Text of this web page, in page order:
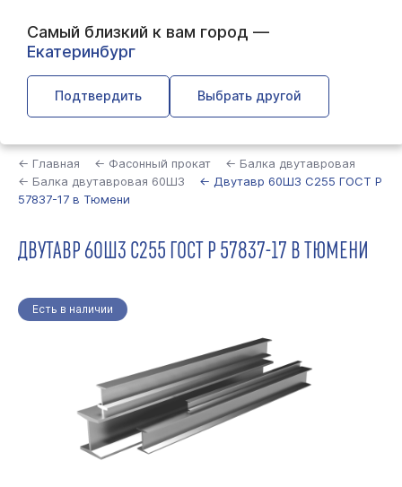
Самый близкий к вам город —
Екатеринбург
Подтвердить Выбрать другой
← Главная ← Фасонный прокат
← Балка двутавровая
← Балка двутавровая 60Ш3
← Двутавр 60Ш3 С255 ГОСТ Р
57837-17 в Тюмени
ДВУТАВР 60Ш3 С255 ГОСТ Р 57837-17 В ТЮМЕНИ
Есть в наличии